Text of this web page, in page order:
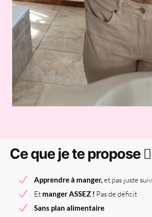
Ce que je te propose
Apprendre à manger,et pas juste
Et manger ASSEZ ! Pas de déficit
Sans plan alimentaire